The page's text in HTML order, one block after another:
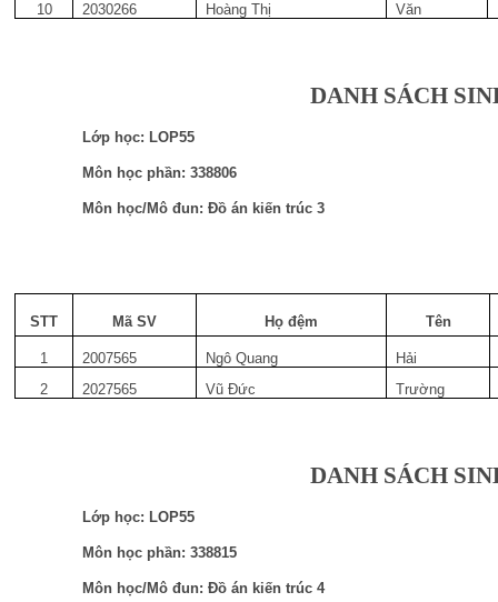
10
2030266 Hoàng Thị Văn
DANH SÁCH
Lớp học: LOP55
Môn học phần: 338806
Môn học/Mô đun: Đồ án kiến trúc 3
STT Mã SV Họ đệm Tên
1 2007565 Ngô Quang
Hải
2
2027565 Vũ Đức Trường
DANH SÁCH
Lớp học: LOP55
Môn học phần: 338815
Môn học/Mô đun: Đồ án kiến trúc 4